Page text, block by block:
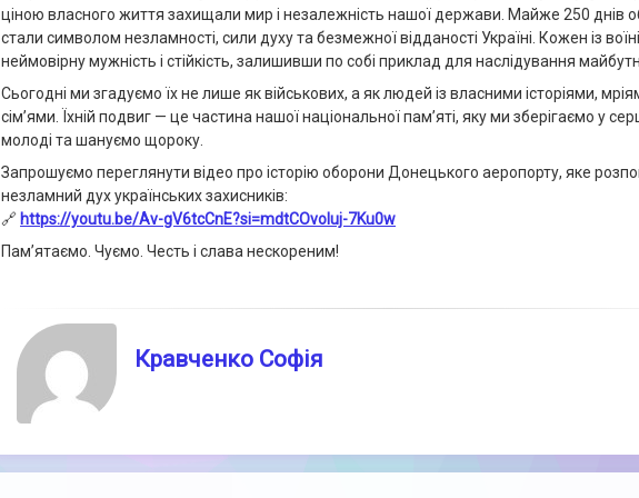
ціною власного життя захищали мир і незалежність нашої держави. Майже 250 днів
стали символом незламності, сили духу та безмежної відданості Україні. Кожен із
неймовірну мужність і стійкість, залишивши по собі приклад для наслідування
Сьогодні ми згадуємо їх не лише як військових, а як людей із власними історіями,
сім’ями. Їхній подвиг — це частина нашої національної пам’яті, яку ми зберігаємо у
молоді та шануємо щороку.
Запрошуємо переглянути відео про історію оборони Донецького аеропорту, яке
незламний дух українських захисників:
🔗 https://youtu.be/Av-gV6tcCnE?si=mdtCOvoIuj-7Ku0w
Пам’ятаємо. Чуємо. Честь і слава нескореним!
Кравченко Софія